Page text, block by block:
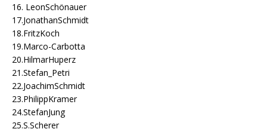
16. LeonSchönauer
17.JonathanSchmidt
18.FritzKoch
19.Marco-Carbotta
20.HilmarHuperz
21.Stefan_Petri
22.JoachimSchmidt
23.PhilippKramer
24.StefanJung
25.S.Scherer